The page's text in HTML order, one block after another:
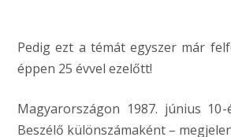
Pedig ezt a témát egyszer már
éppen 25 évvel ezelőtt!
Magyarországon 1987. június
Beszélő különszámaként –